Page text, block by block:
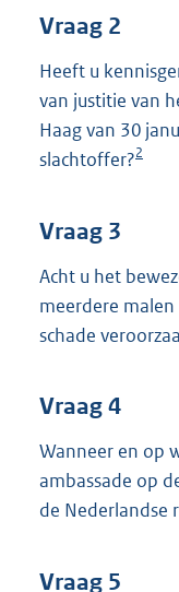
Vraag 2
Heeft u
van justitie van
Haag van 30
slachtoffer?2
Vraag 3
Acht u het
meerdere
schade
Vraag 4
Wanneer en op
ambassade op
de Nederlandse
Vraag 5